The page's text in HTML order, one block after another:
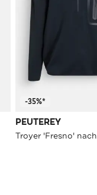
-35%*
PEUTEREY
Troyer 'Fresno'